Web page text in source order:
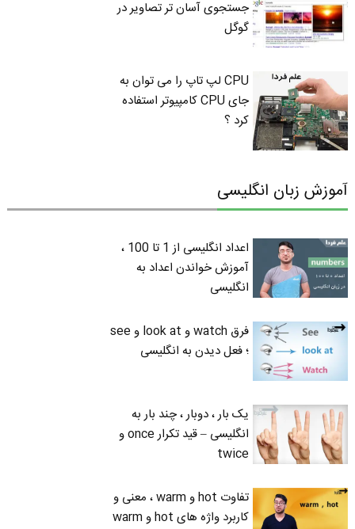
جستجوی آسان تر تصاویر در
گوگل
CPU لپ تاپ را می توان به
جای CPU کامپیوتر استفاده
کرد ؟
آموزش زبان انگلیسی
اعداد انگلیسی از 1 تا 100 ،
آموزش خواندن اعداد به
انگلیسی
فرق watch و look at و see
؛ فعل دیدن به انگلیسی
یک بار ، دوبار ، چند بار به
انگلیسی – قید تکرار once و
twice
تفاوت hot و warm ، معنی و
کاربرد واژه های hot و warm